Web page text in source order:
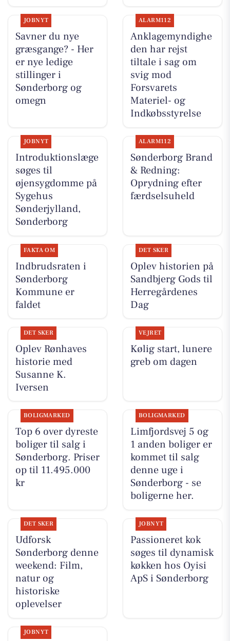
JOBNYT
Savner du nye
græsgange? - Her
er nye ledige
stillinger i
Sønderborg og
omegn
ALARM112
Anklagemyndighe
den har rejst
tiltale i sag om
svig mod
Forsvarets
Materiel- og
Indkøbsstyrelse
JOBNYT
Introduktionslæge
søges til
øjensygdomme på
Sygehus
Sønderjylland,
Sønderborg
ALARM112
Sønderborg Brand
& Redning:
Oprydning efter
færdselsuheld
FAKTA OM
Indbrudsraten i
Sønderborg
Kommune er
faldet
DET SKER
Oplev historien på
Sandbjerg Gods til
Herregårdenes
Dag
DET SKER
Oplev Rønhaves
historie med
Susanne K.
Iversen
VEJRET
Kølig start, lunere
greb om dagen
BOLIGMARKED
Top 6 over dyreste
boliger til salg i
Sønderborg. Priser
op til 11.495.000
kr
BOLIGMARKED
Limfjordsvej 5 og
1 anden boliger er
kommet til salg
denne uge i
Sønderborg - se
boligerne her.
DET SKER
Udforsk
Sønderborg denne
weekend: Film,
natur og
historiske
oplevelser
JOBNYT
Passioneret kok
søges til dynamisk
køkken hos Oyisi
ApS i Sønderborg
JOBNYT